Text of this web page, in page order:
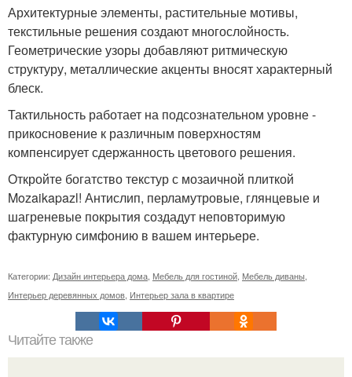
Архитектурные элементы, растительные мотивы,
текстильные решения создают многослойность.
Геометрические узоры добавляют ритмическую
структуру, металлические акценты вносят характерный
блеск.
Тактильность работает на подсознательном уровне -
прикосновение к различным поверхностям
компенсирует сдержанность цветового решения.
Откройте богатство текстур с мозаичной плиткой
Mozaikapazl! Антислип, перламутровые, глянцевые и
шагреневые покрытия создадут неповторимую
фактурную симфонию в вашем интерьере.
Категории: Дизайн интерьера дома Мебель для гостиной Мебель диваны
Интерьер деревянных домов Интерьер зала в квартире
Читайте также